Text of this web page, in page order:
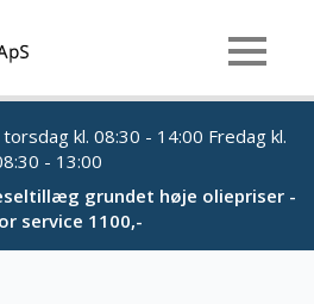
kl. 08:30 - 14:00 Fredag kl.
- 13:00
grundet høje oliepriser -
service 1100,-